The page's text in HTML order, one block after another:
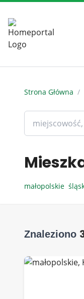
Strona Główna /
małopolskie
Znaleziono